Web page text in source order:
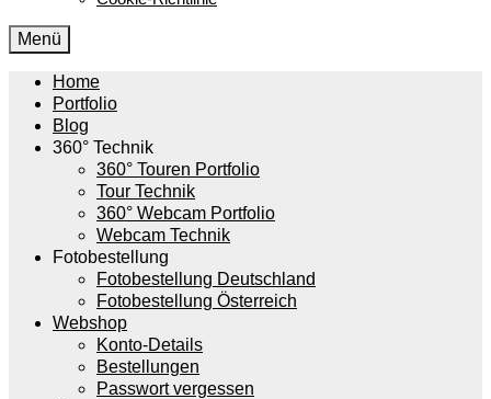
Menü
Home
Portfolio
Blog
360° Technik
360° Touren Portfolio
Tour Technik
360° Webcam Portfolio
Webcam Technik
Fotobestellung
Fotobestellung Deutschland
Fotobestellung Österreich
Webshop
Konto-Details
Bestellungen
Passwort vergessen